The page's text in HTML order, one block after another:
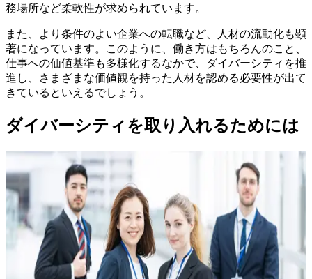
務場所など柔軟性が求められています。
また、より条件のよい企業への転職など、人材の流動化も顕
著になっています。このように、働き方はもちろんのこと、
仕事への価値基準も多様化するなかで、ダイバーシティを推
進し、さまざまな価値観を持った人材を認める必要性が出て
きているといえるでしょう。
ダイバーシティを取り入れるためには